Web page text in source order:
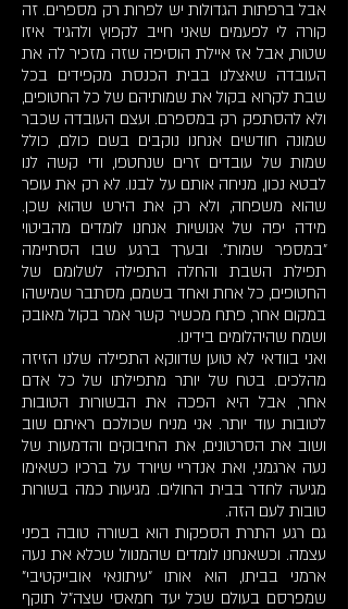
אבל ברפתות הגדולות יש לפרות רק מספרים. זה
קורה לי לפעמים שאני חייב לקפוץ ולהגיד איזו
שטות, אבל אז איילת הוסיפה שזה מזכיר לה את
העובדה שאצלנו בבית הכנסת מקפידים בכל
שבת לקרוא בקול את שמותיהם של כל החטופים,
ולא להסתפק רק במספרם. ועצם העובדה שכבר
שמונה חודשים אנחנו נוקבים בשם כולם, כולל
שמות של עובדים זרים שנחטפו, ודי קשה לנו
לבטא נכון, מניחה אותם על לבנו. לא רק את עופר
שהוא משפחה, ולא רק את הירש שהוא שכן.
מידה יפה של אנושיות אנחנו לומדים מהביטוי
"במספר שמות". ובערך ברגע שבו הסתיימה
תפילת השבת והחלה התפילה לשלומם של
החטופים, כל אחת ואחד בשמם, מסתבר שמישהו
במקום אחר, פתח מכשיר קשר אמר בקול מאובק
ושמח שהיהלומים בידינו.
ואני בוודאי לא טוען שדווקא התפילה שלנו הזיזה
מהלכים. בטח של יותר מתפילתו של כל אדם
אחר, אבל היא הפכה את הבשורות הטובות
לטובות עוד יותר. אני מניח שכולכם ראיתם שוב
ושוב את הסרטונים, את החיבוקים והדמעות של
נעה ארגמני, ואת אנדריי שיורד על ברכיו כשאימו
מגיעה לחדר בבית החולים. מגיעות כמה בשורות
טובות לעם הזה.
גם רגע התרת הספקות הוא בשורה טובה בפני
עצמה. וכשאנחנו לומדים שהמנוול שכלא את נעה
ארמני בביתו, הוא אותו "עיתונאי אובייקטיבי"
שמפרסם בעולם שכל יעד חמאסי שצה"ל תוקף